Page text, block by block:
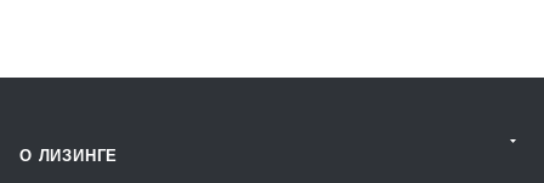
О ЛИЗИНГЕ